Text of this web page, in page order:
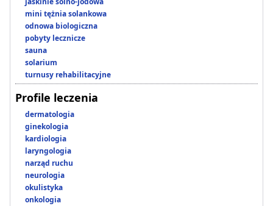
mini tężnia solankowa
odnowa biologiczna
pobyty lecznicze
sauna
solarium
turnusy rehabilitacyjne
Profile leczenia
dermatologia
ginekologia
kardiologia
laryngologia
narząd ruchu
neurologia
okulistyka
onkologia